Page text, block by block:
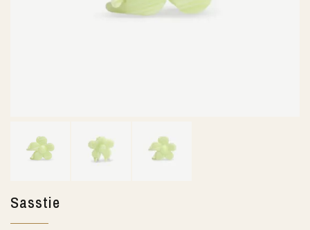
Sasstie